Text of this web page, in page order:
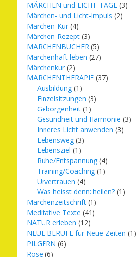
MÄRCHEN und LICHT-TAGE (3)
Märchen- und Licht-Impuls (2)
Märchen-Kur (4)
Märchen-Rezept (3)
MÄRCHENBÜCHER (5)
Märchenhaft leben (27)
Märchenkur (2)
MÄRCHENTHERAPIE (37)
Ausbildung (1)
Einzelsitzungen (3)
Geborgenheit (1)
Gesundheit und Harmonie (3)
Inneres Licht anwenden (3)
Lebensweg (3)
Lebensziel (1)
Ruhe/Entspannung (4)
Training/Coaching (1)
Urvertrauen (4)
Was heisst denn: heilen? (1)
Märchenzeitschrift (1)
Meditative Texte (41)
NATUR erleben (12)
NEUE BERUFE für Neue Zeiten (1)
PILGERN (6)
Rose (6)